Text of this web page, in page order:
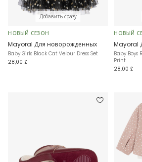
Добавить сразу
НОВЫЙ СЕЗОН
Mayoral Для новорожденных
Baby Girls Black Cat Velour Dress Set
28,00 £
НОВЫЙ
Mayoral
Baby Boys
Print
28,00 £